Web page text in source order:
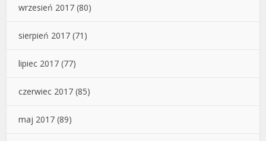
wrzesień 2017 (80)
sierpień 2017 (71)
lipiec 2017 (77)
czerwiec 2017 (85)
maj 2017 (89)